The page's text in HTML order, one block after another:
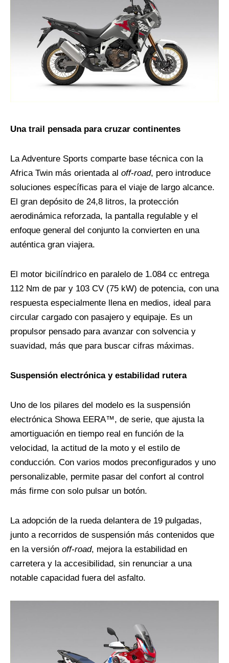
Una trail pensada para cruzar continentes
La Adventure Sports comparte base técnica con la
Africa Twin más orientada al off-road, pero introduce
soluciones específicas para el viaje de largo alcance.
El gran depósito de 24,8 litros, la protección
aerodinámica reforzada, la pantalla regulable y el
enfoque general del conjunto la convierten en una
auténtica gran viajera.
El motor bicilíndrico en paralelo de 1.084 cc entrega
112 Nm de par y 103 CV (75 kW) de potencia, con una
respuesta especialmente llena en medios, ideal para
circular cargado con pasajero y equipaje. Es un
propulsor pensado para avanzar con solvencia y
suavidad, más que para buscar cifras máximas.
Suspensión electrónica y estabilidad rutera
Uno de los pilares del modelo es la suspensión
electrónica Showa EERA™, de serie, que ajusta la
amortiguación en tiempo real en función de la
velocidad, la actitud de la moto y el estilo de
conducción. Con varios modos preconfigurados y uno
personalizable, permite pasar del confort al control
más firme con solo pulsar un botón.
La adopción de la rueda delantera de 19 pulgadas,
junto a recorridos de suspensión más contenidos que
en la versión off-road, mejora la estabilidad en
carretera y la accesibilidad, sin renunciar a una
notable capacidad fuera del asfalto.